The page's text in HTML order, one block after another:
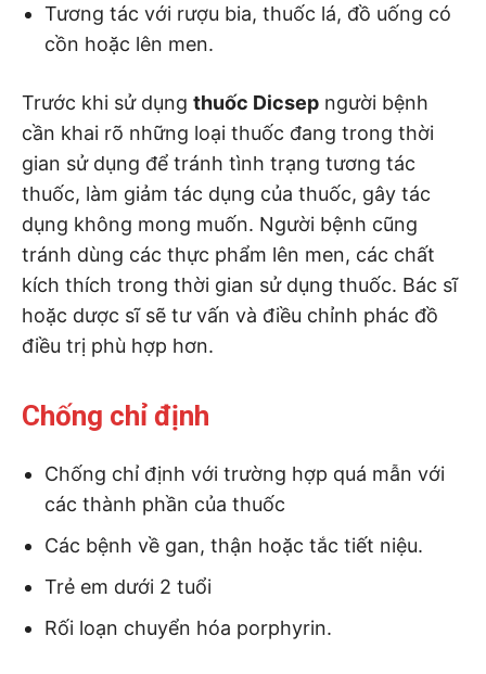
Tương tác với rượu bia, thuốc lá, đồ uống có
cồn hoặc lên men.
Trước khi sử dụng thuốc Dicsep người bệnh
cần khai rõ những loại thuốc đang trong thời
gian sử dụng để tránh tình trạng tương tác
thuốc, làm giảm tác dụng của thuốc, gây tác
dụng không mong muốn. Người bệnh cũng
tránh dùng các thực phẩm lên men, các chất
kích thích trong thời gian sử dụng thuốc. Bác sĩ
hoặc dược sĩ sẽ tư vấn và điều chỉnh phác đồ
điều trị phù hợp hơn.
Chống chỉ định
Chống chỉ định với trường hợp quá mẫn với
các thành phần của thuốc
Các bệnh về gan, thận hoặc tắc tiết niệu.
Trẻ em dưới 2 tuổi
Rối loạn chuyển hóa porphyrin.